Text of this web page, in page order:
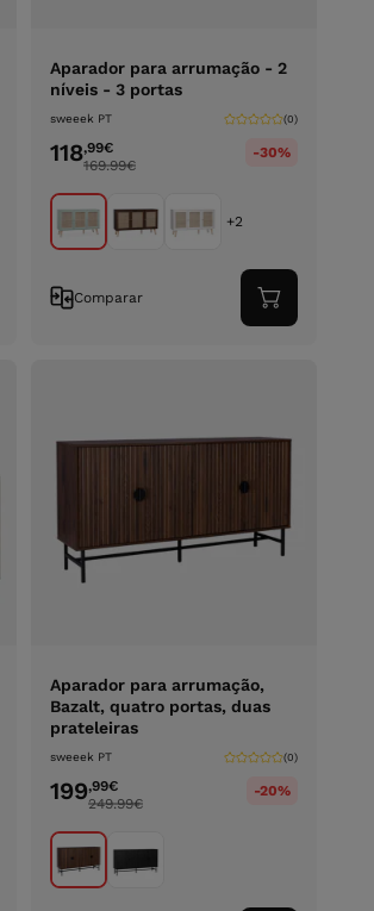
Aparador para arrumação - 2
níveis - 3 portas
sweeek PT (0)
118,99€
169.99€
-30%
+2
Comparar
Adicionar
ao
Aparador para arrumação,
Bazalt, quatro portas, duas
prateleiras
sweeek PT (0)
199,99€
249.99€
-20%